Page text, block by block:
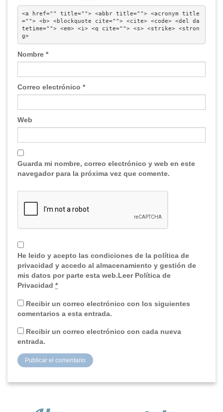
<a href="" title=""> <abbr title=""> <acronym title
=""> <b> <blockquote cite=""> <cite> <code> <del da
tetime=""> <em> <i> <q cite=""> <s> <strike> <stron
g>
Nombre *
Correo electrónico *
Web
Guarda mi nombre, correo electrónico y web en este
navegador para la próxima vez que comente.
He leido y acepto las condiciones de la política de
privacidad y accedo al almacenamiento y gestión de
mis datos por parte esta web.Leer Política de
Privacidad *
Recibir un correo electrónico con los siguientes
comentarios a esta entrada.
Recibir un correo electrónico con cada nueva
entrada.